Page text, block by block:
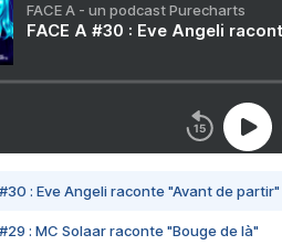
FACE A - un podcast Purecharts
FACE A #30 : Eve Angeli
#30 : Eve Angeli raconte "Avant de partir"
#29 : MC Solaar raconte "Bouge de là"